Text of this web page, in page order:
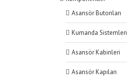
Asansör Butonları
Kumanda Sistemleri
Asansör Kabinleri
Asansör Kapıları